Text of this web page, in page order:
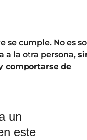
se cumple. No es
a la otra persona,
comportarse de
un
este